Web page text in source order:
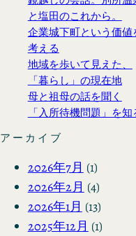
と塩田のこれから。
企業城下町という価値
考える
地域を歩いて見えた、
「暮らし」の現在地
母と祖母の話を聞く
「入所待機問題」を知
アーカイブ
2026年7月 (1)
2026年2月 (4)
2026年1月 (13)
2025年12月 (1)